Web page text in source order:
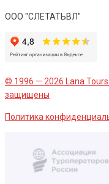
ООО "СЛЕТАТЬВЛ"
© 1996 — 2026 Lana Tours
защищены
Политика